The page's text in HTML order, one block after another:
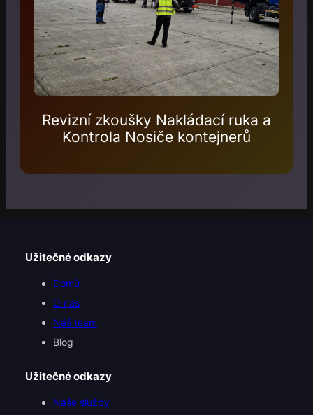
Revizní zkoušky Nakládací ruka a
Kontrola Nosiče kontejnerů
Užitečné odkazy
Domů
O nás
Náš team
Blog
Užitečné odkazy
Naše služby